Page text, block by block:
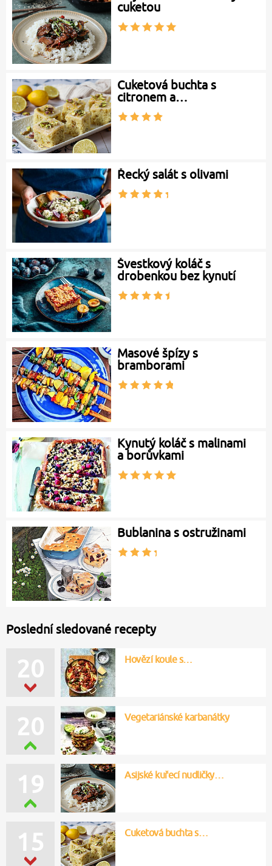
cuketou
Cuketová buchta s
citronem a…
Řecký salát s olivami
Švestkový koláč s
drobenkou bez kynutí
Masové špízy s
bramborami
Kynutý koláč s malinami
a borůvkami
Bublanina s ostružinami
Poslední sledované recepty
20 Hovězí koule s…
19 Asijské kuřecí nudličky…
20 Vegetariánské karbanátky
15 Cuketová buchta s…